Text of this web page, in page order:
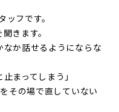
フです。
きます。
なか話せるようにならな
まってしまう」
その場で直していない